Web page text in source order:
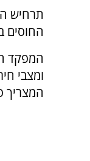
תרחיש
החוסים
המפקד
ומצבי
המצריך